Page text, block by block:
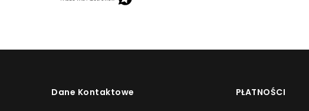
Dane Kontaktowe PŁATNOŚCI